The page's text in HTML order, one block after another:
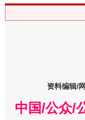
揭批美国
资料编辑/
中国/公众/